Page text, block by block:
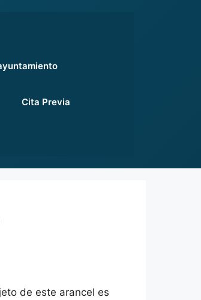
Cita Previa
de este arancel es